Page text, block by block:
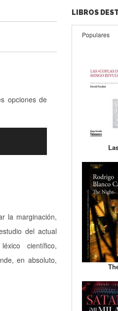
opciones de
la marginación,
del actual
científico,
en absoluto,
LIBROS
Populares